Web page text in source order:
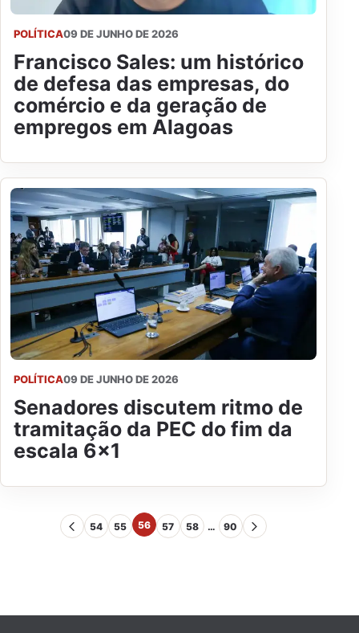
POLÍTICA09 DE JUNHO DE 2026
Francisco Sales: um histórico
de defesa das empresas, do
comércio e da geração de
empregos em Alagoas
POLÍTICA09 DE JUNHO DE 2026
Senadores discutem ritmo de
tramitação da PEC do fim da
escala 6x1
54 55 56 57 58 … 90